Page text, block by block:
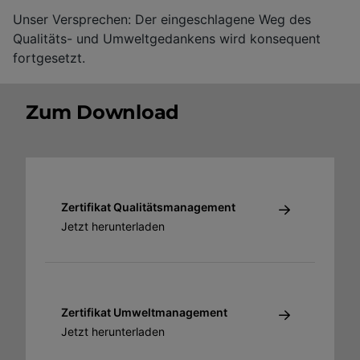
Unser Versprechen: Der eingeschlagene Weg des
Qualitäts- und Umweltgedankens wird konsequent
fortgesetzt.
Zum Download
Zertifikat Qualitätsmanagement
Jetzt herunterladen
Zertifikat Umweltmanagement
Jetzt herunterladen